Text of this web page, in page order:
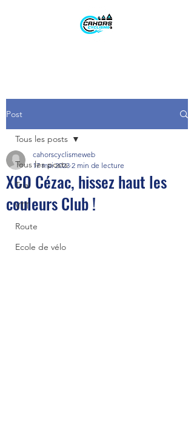
Post
Tous les posts
Trial
VTT
Route
Ecole de vélo
Tous les posts
XCO Cézac, hissez haut les
couleurs Club !
cahorscyclismeweb
17 mai 2023 2 min de lecture